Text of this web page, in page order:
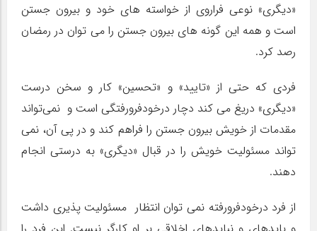
«دیگری» نوعی فراروی از خواسته های خود و بیرون جستن
است و همه این گونه های بیرون جستن را می توان در رمضان
رصد کرد.
فردی که حتی از «تایید» و «تحسین» کار و سخن درست
«دیگری» دریغ می کند دچار درخودفرورفتگی است و نمی‌تواند
مقدمات از خویش بیرون جستن را فراهم کند و در پی آن، نمی
تواند مسئولیت خویش را در قبال «دیگری» به درستی انجام
دهند.
از فرد درخودفرورفته نمی توان انتظار مسئولیت پذیری داشت